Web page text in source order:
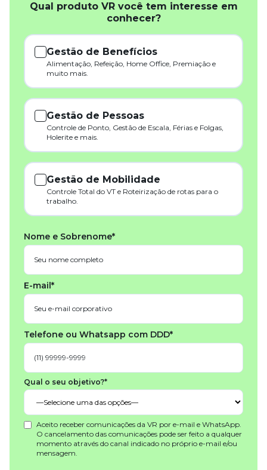
Qual produto VR você tem interesse em
conhecer?
Gestão de Benefícios
Alimentação, Refeição, Home Office, Premiação e
muito mais.
Gestão de Pessoas
Controle de Ponto, Gestão de Escala, Férias e Folgas,
Holerite e mais.
Gestão de Mobilidade
Controle Total do VT e Roteirização de rotas para o
trabalho.
Nome e Sobrenome*
E-mail*
Telefone ou Whatsapp com DDD*
Qual o seu objetivo?*
Aceito receber comunicações da VR por e-mail e WhatsApp.
O cancelamento das comunicações pode ser feito a qualquer
momento através do canal indicado no próprio e-mail e/ou
mensagem.